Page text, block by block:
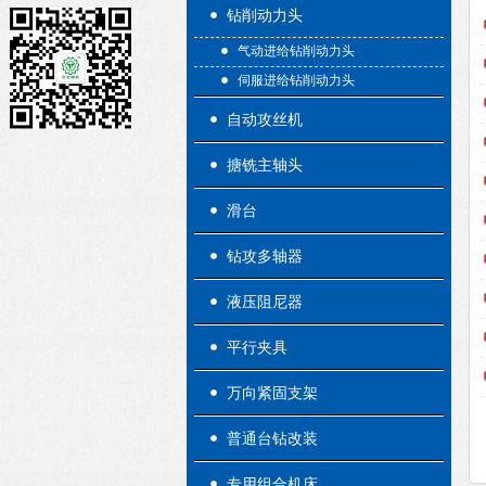
钻削动力头
气动进给钻削动力头
伺服进给钻削动力头
自动攻丝机
搪铣主轴头
滑台
钻攻多轴器
液压阻尼器
平行夹具
万向紧固支架
普通台钻改装